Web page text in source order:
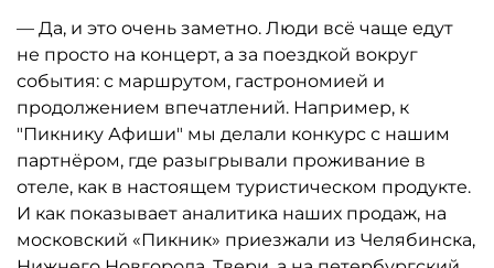
— Да, и это очень заметно. Люди всё чаще едут
не просто на концерт, а за поездкой вокруг
события: с маршрутом, гастрономией и
продолжением впечатлений. Например, к
"Пикнику Афиши" мы делали конкурс с нашим
партнёром, где разыгрывали проживание в
отеле, как в настоящем туристическом продукте.
И как показывает аналитика наших продаж, на
московский «Пикник» приезжали из Челябинска,